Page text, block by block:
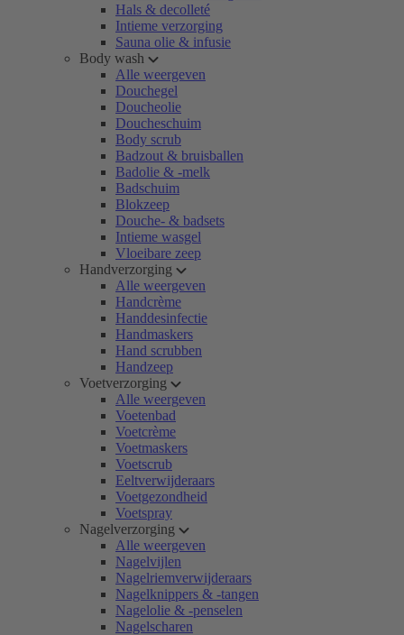
Hals & decolleté
Intieme verzorging
Sauna olie & infusie
Body wash
Alle weergeven
Douchegel
Doucheolie
Doucheschuim
Body scrub
Badzout & bruisballen
Badolie & -melk
Badschuim
Blokzeep
Douche- & badsets
Intieme wasgel
Vloeibare zeep
Handverzorging
Alle weergeven
Handcrème
Handdesinfectie
Handmaskers
Hand scrubben
Handzeep
Voetverzorging
Alle weergeven
Voetenbad
Voetcrème
Voetmaskers
Voetscrub
Eeltverwijderaars
Voetgezondheid
Voetspray
Nagelverzorging
Alle weergeven
Nagelvijlen
Nagelriemverwijderaars
Nagelknippers & -tangen
Nagelolie & -penselen
Nagelscharen